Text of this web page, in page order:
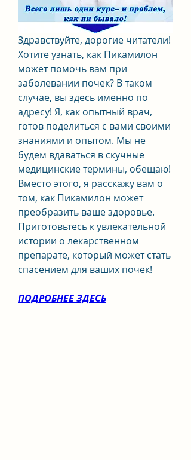
Здравствуйте, дорогие читатели!
Хотите узнать, как Пикамилон
может помочь вам при
заболевании почек? В таком
случае, вы здесь именно по
адресу! Я, как опытный врач,
готов поделиться с вами своими
знаниями и опытом. Мы не
будем вдаваться в скучные
медицинские термины, обещаю!
Вместо этого, я расскажу вам о
том, как Пикамилон может
преобразить ваше здоровье.
Приготовьтесь к увлекательной
истории о лекарственном
препарате, который может стать
спасением для ваших почек!
ПОДРОБНЕЕ ЗДЕСЬ